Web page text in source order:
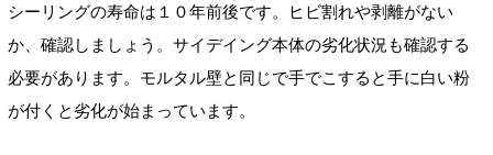
シーリングの寿命は１０年前後です。ヒビ割れや剥離がない
か、確認しましょう。サイデイング本体の劣化状況も確認する
必要があります。モルタル壁と同じで手でこすると手に白い粉
が付くと劣化が始まっています。